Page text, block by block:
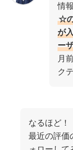
情
☆
が
ー
月
ク
なるほど！
最近の評価